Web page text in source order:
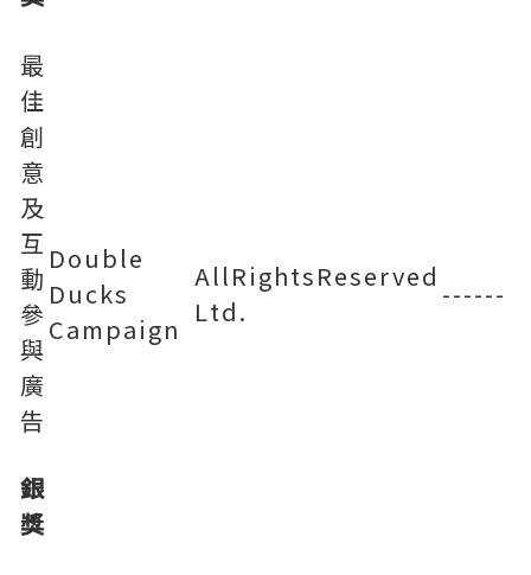
最
佳
創
意
及
互
動
參
與
廣
告
銀
獎
Double
Ducks
Campaign
AllRightsReserved
Ltd.
------